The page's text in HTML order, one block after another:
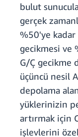
bulut
gerçek
%50'ye kadar
gecikmesi ve
G/Ç gecikme
üçüncü nesil
depolama
yüklerinizin
artırmak için
işlevlerini